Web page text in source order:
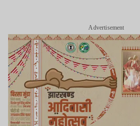
Advertisement